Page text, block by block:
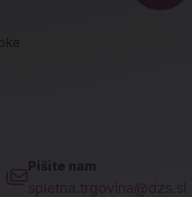
Pišite nam
spletna.trgovina@dzs.si